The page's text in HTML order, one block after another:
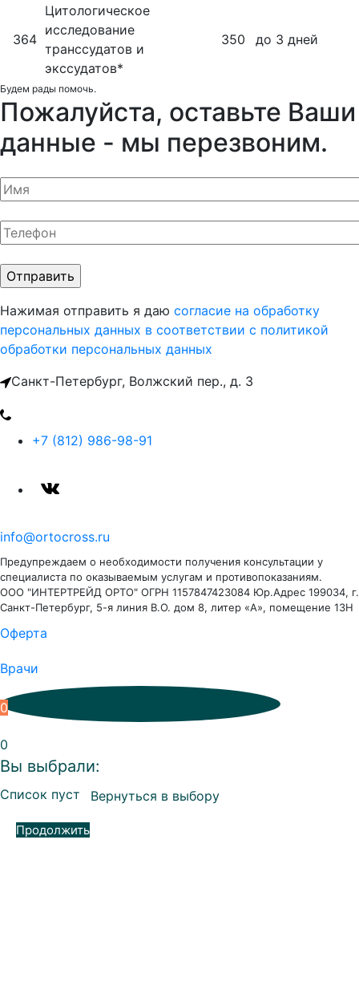
364
Цитологическое
исследование
транссудатов и
экссудатов*
350 до 3 дней
Будем рады помочь.
Пожалуйста, оставьте Ваши
данные - мы перезвоним.
Нажимая отправить я даю согласие на обработку
персональных данных в соответствии с политикой
обработки персональных данных
Санкт-Петербург, Волжский пер., д. 3
+7 (812) 986-98-91
info@ortocross.ru
Предупреждаем о необходимости получения консультации у
специалиста по оказываемым услугам и противопоказаниям.
ООО "ИНТЕРТРЕЙД ОРТО" ОГРН 1157847423084 Юр.Адрес 199034, г.
Санкт-Петербург, 5-я линия В.О. дом 8, литер «А», помещение 13Н
Оферта
Врачи
0
0
Вы выбрали:
Список пуст Вернуться в выбору
Продолжить